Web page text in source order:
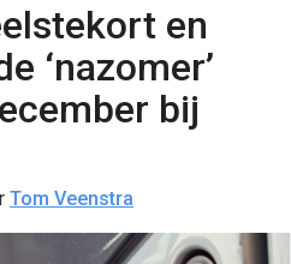
en
‘nazomer’
bij
Tom Veenstra